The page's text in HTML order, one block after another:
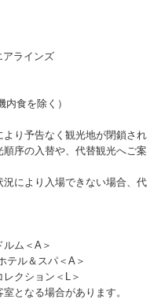
アラインズ
食を除く）
り予告なく観光地が閉鎖され
序の入替や、代替観光へご案
により入場できない場合、代
ルム＜A＞
テル＆スパ＜A＞
クション＜L＞
となる場合があります。